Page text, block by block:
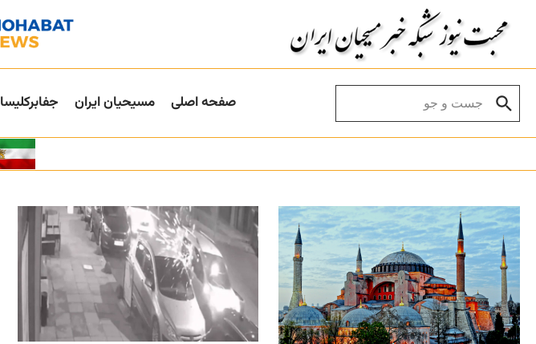
صفحه اصلی مسیحیان ایران جفا‌بر‌کلیسا